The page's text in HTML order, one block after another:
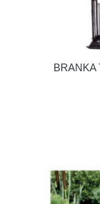
BRANKA